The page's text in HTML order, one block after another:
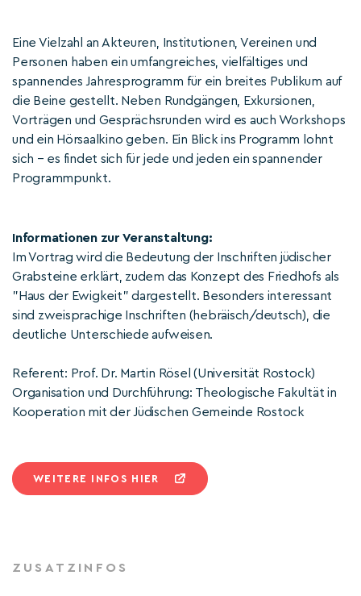
Eine Vielzahl an Akteuren, Institutionen, Vereinen und
Personen haben ein umfangreiches, vielfältiges und
spannendes Jahresprogramm für ein breites Publikum auf
die Beine gestellt. Neben Rundgängen, Exkursionen,
Vorträgen und Gesprächsrunden wird es auch Workshops
und ein Hörsaalkino geben. Ein Blick ins Programm lohnt
sich – es findet sich für jede und jeden ein spannender
Programmpunkt.
Informationen zur Veranstaltung:
Im Vortrag wird die Bedeutung der Inschriften jüdischer
Grabsteine erklärt, zudem das Konzept des Friedhofs als
"Haus der Ewigkeit" dargestellt. Besonders interessant
sind zweisprachige Inschriften (hebräisch/deutsch), die
deutliche Unterschiede aufweisen.
Referent: Prof. Dr. Martin Rösel (Universität Rostock)
Organisation und Durchführung: Theologische Fakultät in
Kooperation mit der Jüdischen Gemeinde Rostock
WEITERE INFOS HIER
ZUSATZINFOS